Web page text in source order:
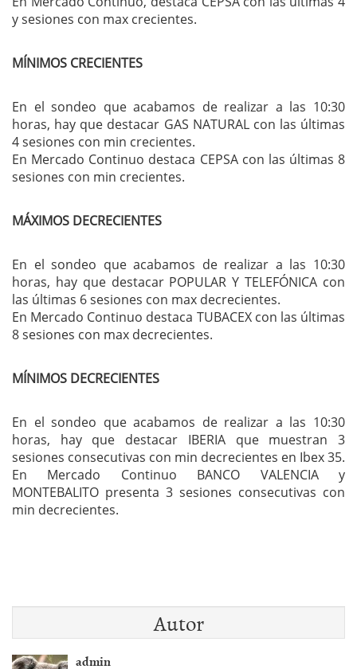
y sesiones con max crecientes.
MÍNIMOS CRECIENTES
En el sondeo que acabamos de realizar a las 10:30
horas, hay que destacar GAS NATURAL con las últimas
4 sesiones con min crecientes.
En Mercado Continuo destaca CEPSA con las últimas 8
sesiones con min crecientes.
MÁXIMOS DECRECIENTES
En el sondeo que acabamos de realizar a las 10:30
horas, hay que destacar POPULAR Y TELEFÓNICA con
las últimas 6 sesiones con max decrecientes.
En Mercado Continuo destaca TUBACEX con las últimas
8 sesiones con max decrecientes.
MÍNIMOS DECRECIENTES
En el sondeo que acabamos de realizar a las 10:30
horas, hay que destacar IBERIA que muestran 3
sesiones consecutivas con min decrecientes en Ibex 35.
En Mercado Continuo BANCO VALENCIA y
MONTEBALITO presenta 3 sesiones consecutivas con
min decrecientes.
Autor
admin